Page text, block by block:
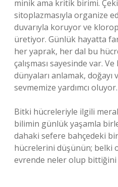
minik ama kritik birimi.
sitoplazmasıyla organize
duvarıyla koruyor ve
üretiyor. Günlük hayatta
her yaprak, her dal bu
çalışması sayesinde var.
dünyaları anlamak, doğayı
sevmemize yardımcı oluyor.
Bitki hücreleriyle ilgili
bilimin günlük yaşamla
dahaki sefere bahçedeki
hücrelerini düşünün; belki
evrende neler olup